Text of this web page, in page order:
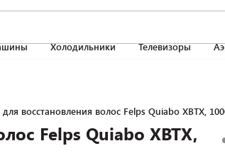
Холодильники Телевизоры
восстановления волос Felps Quiabo XBTX,
Felps Quiabo XBTX,